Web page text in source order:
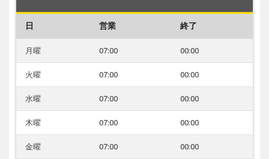
日 営業 終了
月曜 07:00 00:00
火曜 07:00 00:00
水曜 07:00 00:00
木曜 07:00 00:00
金曜 07:00 00:00